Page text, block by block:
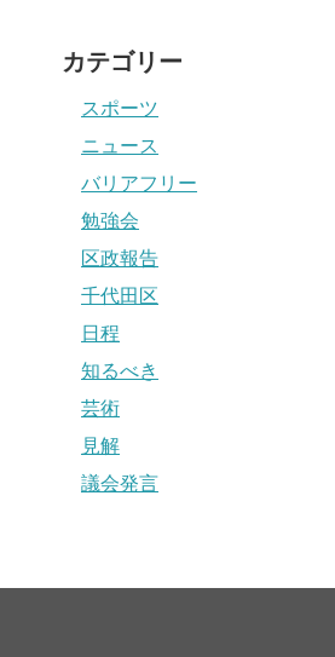
カテゴリー
スポーツ
ニュース
バリアフリー
勉強会
区政報告
千代田区
日程
知るべき
芸術
見解
議会発言